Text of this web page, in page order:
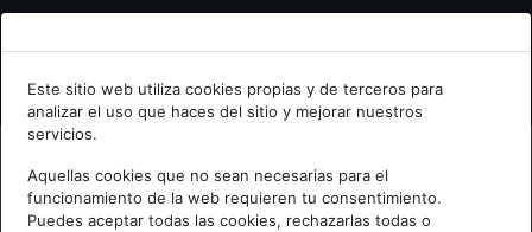
Bienvenid@ a psiquiatria.com
Escribe tu Email
Accede o regístrate con tu email.
Este sitio web utiliza cookies propias y de terceros para
analizar el uso que haces del sitio y mejorar nuestros
servicios.
Aquellas cookies que no sean necesarias para el
funcionamiento de la web requieren tu consentimiento.
Puedes aceptar todas las cookies, rechazarlas todas o